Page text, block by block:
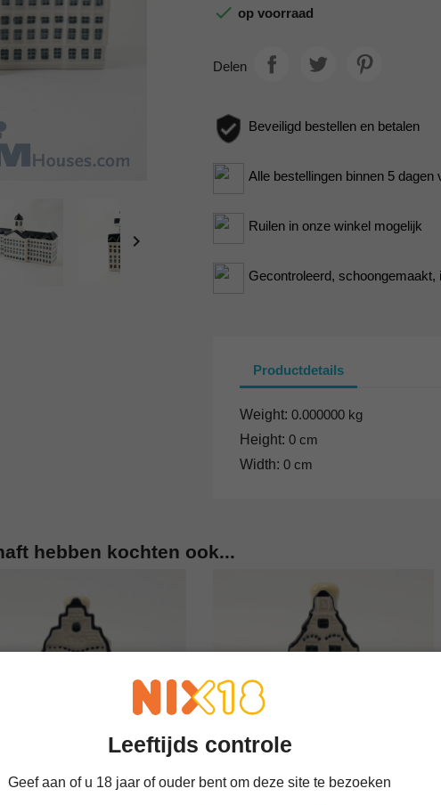

 op voorraad
Delen
Beveiligd bestellen en betalen
Alle bestellingen binnen 5
Ruilen in onze winkel mogelijk
Gecontroleerd,
Productdetails
Weight: 0.000000 kg
Height: 0 cm
Width: 0 cm
hebben kochten ook...
Leeftijds controle
Geef aan of u 18 jaar of ouder bent om deze site te bezoeken